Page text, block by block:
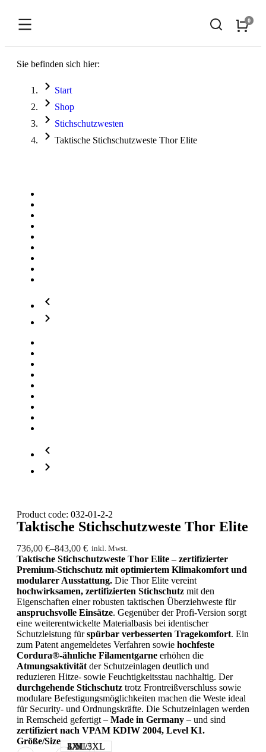
Sie befinden sich hier:
Start
Shop
Stichschutzwesten
Taktische Stichschutzweste Thor Elite
Product code: 032-01-2-2
Taktische Stichschutzweste Thor Elite
736,00 €–843,00 € inkl. Mwst.
Taktische Stichschutzweste Thor Elite – zertifizierter
Premium-Stichschutz mit optimiertem Klimakomfort und
modularer Ausstattung. Die Thor Elite vereint
hochwirksamen, zertifizierten Stichschutz mit den
Eigenschaften einer robusten taktischen Überziehweste für
anspruchsvolle Einsätze. Gegenüber der Profi-Version sorgt
eine weiterentwickelte Materialbasis bei identischer
Schutzleistung fürspürbar verbesserten Tragekomfort. Ein
zum Patent angemeldetes Verfahren sowie hochfeste
Cordura®-ähnliche Filamentgarne erhöhen die
Atmungsaktivität der Schutzeinlagen deutlich und
reduzieren Hitze- sowie Feuchtigkeitsstau nachhaltig. Der
durchgehende Stichschutz trotz Frontreißverschluss sowie
modulare Befestigungsmöglichkeiten machen die Weste ideal
für Security- und Ordnungskräfte. Die Schutzeinlagen werden
in Remscheid gefertigt – Made in Germany – und sind
zertifiziert nach VPAM KDIW 2004, Level K1.
Größe/Size
S/M
L/XL
2XL/3XL
4XL/5XL